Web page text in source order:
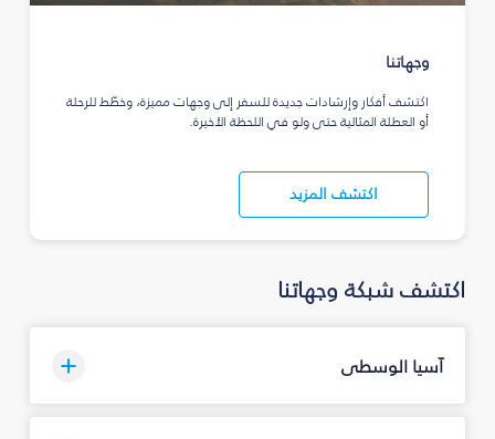
وجهاتنا
اكتشف أفكار وإرشادات جديدة للسفر إلى وجهات مميزة، وخطّط للرحلة
أو العطلة المثالية حتى ولو في اللحظة الأخيرة.
اكتشف المزيد
اكتشف شبكة وجهاتنا
آسيا الوسطى